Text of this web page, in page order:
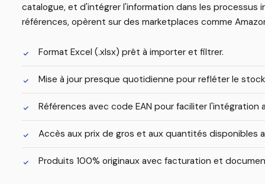
catalogue, et d'intégrer l'information dans les
références, opèrent sur des marketplaces comme
Format Excel (.xlsx) prêt à importer et filtrer.
Mise à jour presque quotidienne pour refléter le
Références avec code EAN pour faciliter
Accès aux prix de gros et aux quantités disponibles
Produits 100% originaux avec facturation et